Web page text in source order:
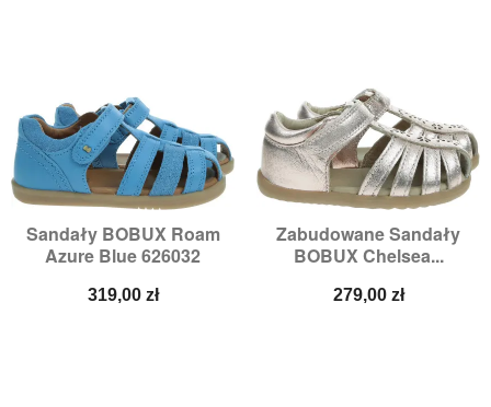
Sandały BOBUX Roam
Azure Blue 626032
Cena
319,00 zł
Zabudowane Sandały
BOBUX Chelsea...
Cena
279,00 zł